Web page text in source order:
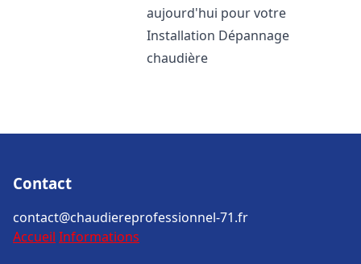
aujourd'hui pour votre
Installation Dépannage
chaudière
Contact
contact@chaudiereprofessionnel-71.fr
Accueil Informations